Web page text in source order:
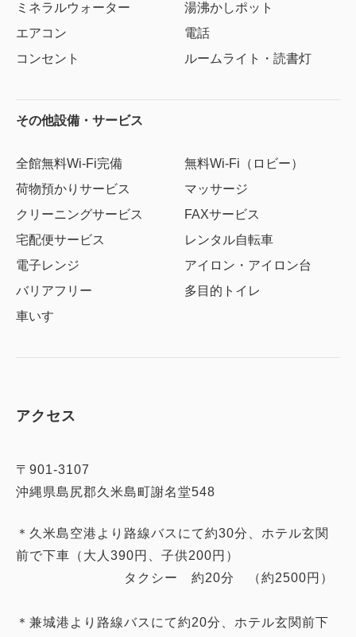
ミネラルウォーター
湯沸かしポット
エアコン
電話
コンセント
ルームライト・読書灯
その他設備・サービス
全館無料Wi-Fi完備
無料Wi-Fi（ロビー）
荷物預かりサービス
マッサージ
クリーニングサービス
FAXサービス
宅配便サービス
レンタル自転車
電子レンジ
アイロン・アイロン台
バリアフリー
多目的トイレ
車いす
アクセス
〒901-3107
沖縄県島尻郡久米島町謝名堂548
＊久米島空港より路線バスにて約30分、ホテル玄関
前で下車（大人390円、子供200円）
タクシー 約20分 （約2500円）
＊兼城港より路線バスにて約20分、ホテル玄関前下